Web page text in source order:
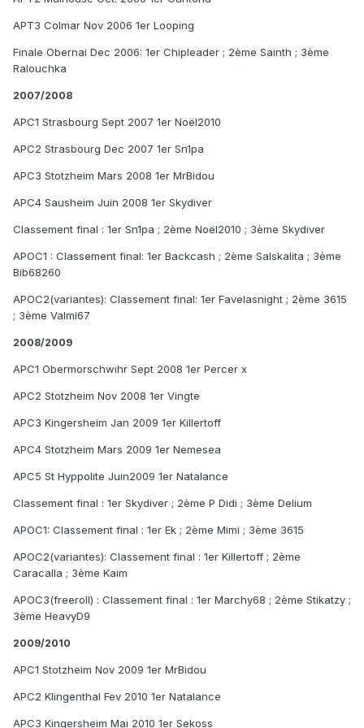
APT3 Colmar Nov 2006 1er Looping
Finale Obernai Dec 2006: 1er Chipleader ; 2ème Sainth ; 3ème
Ralouchka
2007/2008
APC1 Strasbourg Sept 2007 1er Noël2010
APC2 Strasbourg Dec 2007 1er Sn1pa
APC3 Stotzheim Mars 2008 1er MrBidou
APC4 Sausheim Juin 2008 1er Skydiver
Classement final : 1er Sn1pa ; 2ème Noël2010 ; 3ème Skydiver
APOC1 : Classement final: 1er Backcash ; 2ème Salskalita ; 3ème
Bib68260
APOC2(variantes): Classement final: 1er Favelasnight ; 2ème 3615
; 3ème Valmi67
2008/2009
APC1 Obermorschwihr Sept 2008 1er Percer x
APC2 Stotzheim Nov 2008 1er Vingte
APC3 Kingersheim Jan 2009 1er Killertoff
APC4 Stotzheim Mars 2009 1er Nemesea
APC5 St Hyppolite Juin2009 1er Natalance
Classement final : 1er Skydiver ; 2ème P Didi ; 3ème Delium
APOC1: Classement final : 1er Ek ; 2ème Mimi ; 3ème 3615
APOC2(variantes): Classement final : 1er Killertoff ; 2ème
Caracalla ; 3ème Kaim
APOC3(freeroll) : Classement final : 1er Marchy68 ; 2ème Stikatzy ;
3ème HeavyD9
2009/2010
APC1 Stotzheim Nov 2009 1er MrBidou
APC2 Klingenthal Fev 2010 1er Natalance
APC3 Kingersheim Mai 2010 1er Sekoss